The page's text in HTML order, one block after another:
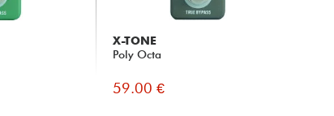
X-TONE
Poly Octa
59.00 €